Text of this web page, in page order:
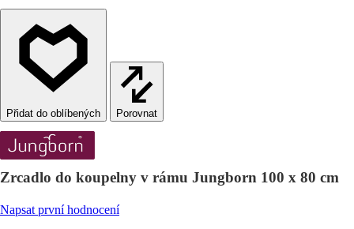
Porovnat
Zrcadlo do koupelny v rámu Jungborn 100 x 80 cm
Napsat první hodnocení